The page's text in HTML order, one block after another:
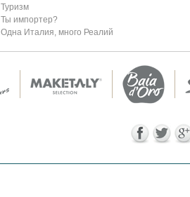
Туризм
Ты импортер?
Одна Италия, много Реалий